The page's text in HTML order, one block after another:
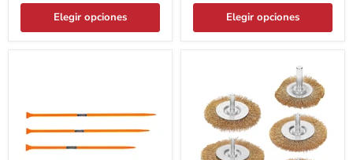
Elegir opciones Elegir opciones